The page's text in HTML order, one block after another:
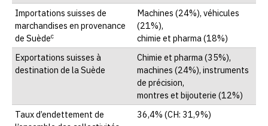
Importations suisses de
marchandises en provenance
de Suèdec
Machines (24%), véhicules
(21%),
chimie et pharma (18%)
Exportations suisses à
destination de la Suède
Chimie et pharma (35%),
machines (24%), instruments
de précision,
montres et bijouterie (12%)
Taux d’endettement de
36,4% (CH: 31,9%)